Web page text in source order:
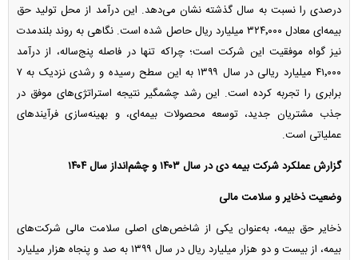
درصدی را نسبت به سال گذشته نشان می‌دهد. این درآمد از محل تولید حق
بیمه‌ای معادل ۳۲۴٬۰۰۰ میلیارد ریال حاصل شده است. نگاهی به روند بلندمدت
نیز گواه موفقیت این شرکت است؛ چراکه تنها در فاصله پنج‌ساله، از درآمد
۴۱٬۰۰۰ میلیارد ریالی در سال ۱۳۹۹ به این سطح رسیده و رشدی نزدیک به ۷
برابری را تجربه کرده است. این رشد چشمگیر نتیجه استراتژی‌های موفق در
جذب مشتریان جدید، توسعه محصولات بیمه‌ای، و بهینه‌سازی فرآیند‌های
عملیاتی است.
گزارش عملکرد شرکت بیمه دی در سال ۱۴۰۳ و چشم‌انداز سال ۱۴۰۴
وضعیت ذخایر و سلامت مالی
ذخایر حق بیمه، به‌عنوان یکی از شاخص‌های اصلی سلامت مالی شرکت‌های
بیمه، از بیست و دو هزار میلیارد ریال در سال ۱۳۹۹ به صد و پنجاه هزار میلیارد